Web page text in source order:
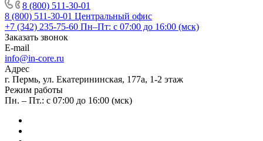
8 (800) 511-30-01
8 (800) 511-30-01 Центральный офис
+7 (342) 235-75-60 Пн–Пт: с 07:00 до 16:00 (мск)
Заказать звонок
E-mail
info@in-core.ru
Адрес
г. Пермь, ул. ​Екатерининская, 177а, ​1-2 этаж
Режим работы
Пн. – Пт.: с 07:00 до 16:00 (мск)